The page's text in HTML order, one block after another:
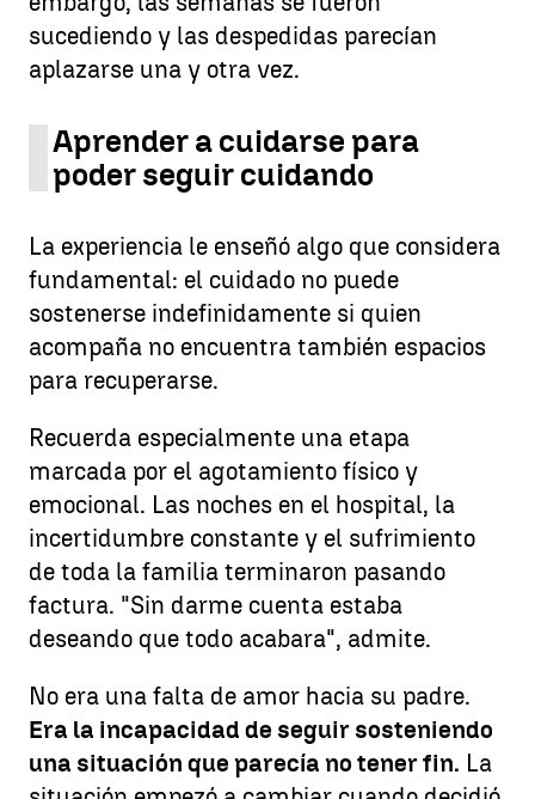
sucediendo y las despedidas parecían
aplazarse una y otra vez.
Aprender a cuidarse para
poder seguir cuidando
La experiencia le enseñó algo que considera
fundamental: el cuidado no puede
sostenerse indefinidamente si quien
acompaña no encuentra también espacios
para recuperarse.
Recuerda especialmente una etapa
marcada por el agotamiento físico y
emocional. Las noches en el hospital, la
incertidumbre constante y el sufrimiento
de toda la familia terminaron pasando
factura. "Sin darme cuenta estaba
deseando que todo acabara", admite.
No era una falta de amor hacia su padre.
Era la incapacidad de seguir sosteniendo
una situación que parecía no tener fin. La